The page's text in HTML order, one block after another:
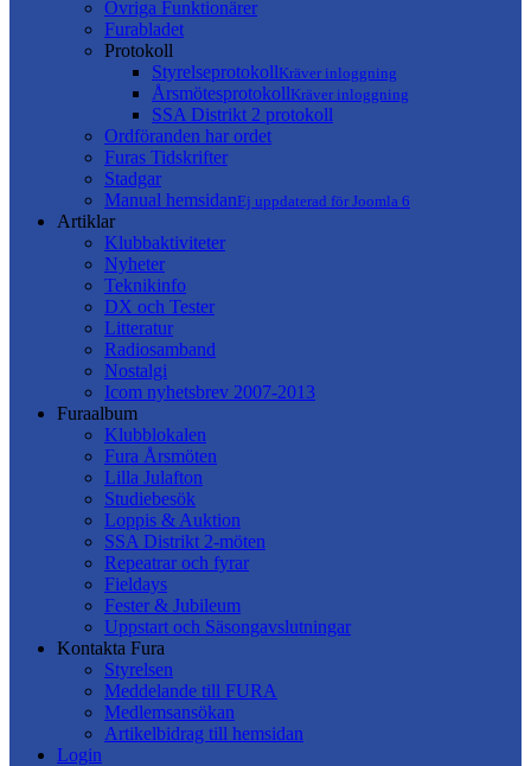
Övriga Funktionärer
Furabladet
Protokoll
StyrelseprotokollKräver inloggning
ÅrsmötesprotokollKräver inloggning
SSA Distrikt 2 protokoll
Ordföranden har ordet
Furas Tidskrifter
Stadgar
Manual hemsidanEj uppdaterad för Joomla 6
Artiklar
Klubbaktiviteter
Nyheter
Teknikinfo
DX och Tester
Litteratur
Radiosamband
Nostalgi
Icom nyhetsbrev 2007-2013
Furaalbum
Klubblokalen
Fura Årsmöten
Lilla Julafton
Studiebesök
Loppis & Auktion
SSA Distrikt 2-möten
Repeatrar och fyrar
Fieldays
Fester & Jubileum
Uppstart och Säsongavslutningar
Kontakta Fura
Styrelsen
Meddelande till FURA
Medlemsansökan
Artikelbidrag till hemsidan
Login